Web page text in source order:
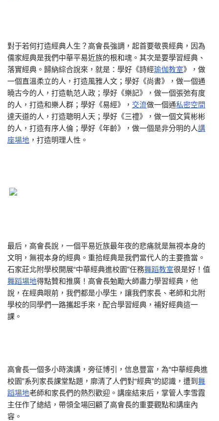
對于若何打造經典人生？高會長強調，起首要敬畏經典，因為
儒家經典是我們中華平易近族的根和魂。其次是要學習經典、
落實經典。歸納綜合說來，就是：學好《詩經瑜伽教室》，做
一個直溫柔立的人，打造風雅人文；學好《尚書》，做一個通
曉古今的人，打造軌范人政；學好《樂記》，做一個張弛有度
的人，打造和樂人群；學好《易經》， 交流做一個通私密空間
達天道的人，打造聰明人天；學好《三禮》，做一個文質彬彬
的人，打造有序人倫；學好《年齡》，做一個是非分明的人講
座場地 ，打造明理人性。
最后，高會長說，一個平易近族最年夜的悲痛就是無視本身的
文明，無視本身的經典。重拾經典是我們當代人的主要擔當。
石家莊北附學校開展“中華經典進校園”任務舞蹈教室很是好！值
舞蹈場地得點贊和推廣！高會長勉勵大師盡力學習經典，他
說，在經典眼前，我們都是小學生，讓我們家長、老師和北附
學校的同學們一路攜起手來，配合學習經典，補好經典這一
課。
高會長一個多小時演講，旁征博引，信息豐富，為“中華經典進
校園”系列家長課堂點題，廓清了人們對“經典”的認識，遭到 舞
蹈場地老師和家長們的熱烈歡迎。講座結束后，掌管人李雪霞
主任作了總結，帶領全場回顧了高會長的重要觀點和講座內
容。